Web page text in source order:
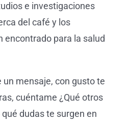
e investigaciones
del café y los
encontrado para la salud
un mensaje, con gusto te
cuéntame ¿Qué otros
dudas te surgen en